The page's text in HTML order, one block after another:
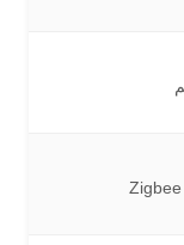
Zigbee